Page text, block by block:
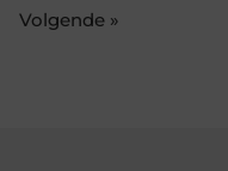
Volgende »